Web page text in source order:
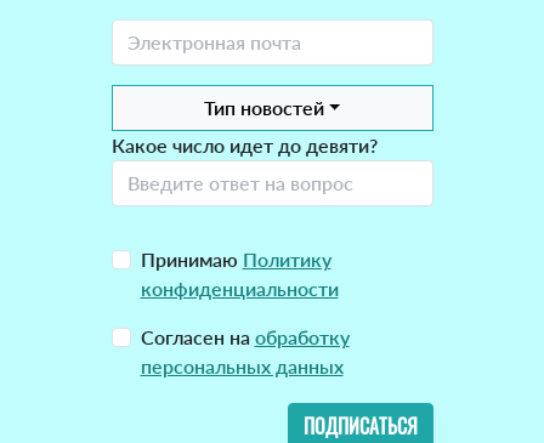
Тип новостей
Какое число идет до девяти?
Принимаю Политику
конфиденциальности
Согласен на обработку
персональных данных
ПОДПИСАТЬСЯ